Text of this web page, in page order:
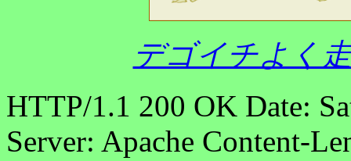
デゴイチよく
HTTP/1.1 200 OK Date:
Server: Apache Content-